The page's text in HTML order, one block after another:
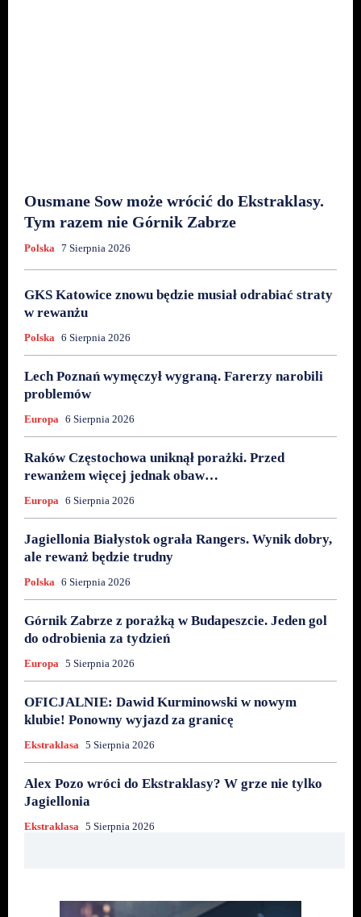
Ousmane Sow może wrócić do Ekstraklasy.
Tym razem nie Górnik Zabrze
Polska 7 Sierpnia 2026
GKS Katowice znowu będzie musiał odrabiać straty
w rewanżu
Polska 6 Sierpnia 2026
Lech Poznań wymęczył wygraną. Farerzy narobili
problemów
Europa 6 Sierpnia 2026
Raków Częstochowa uniknął porażki. Przed
rewanżem więcej jednak obaw…
Europa 6 Sierpnia 2026
Jagiellonia Białystok ograła Rangers. Wynik dobry,
ale rewanż będzie trudny
Polska 6 Sierpnia 2026
Górnik Zabrze z porażką w Budapeszcie. Jeden gol
do odrobienia za tydzień
Europa 5 Sierpnia 2026
OFICJALNIE: Dawid Kurminowski w nowym
klubie! Ponowny wyjazd za granicę
Ekstraklasa 5 Sierpnia 2026
Alex Pozo wróci do Ekstraklasy? W grze nie tylko
Jagiellonia
Ekstraklasa 5 Sierpnia 2026